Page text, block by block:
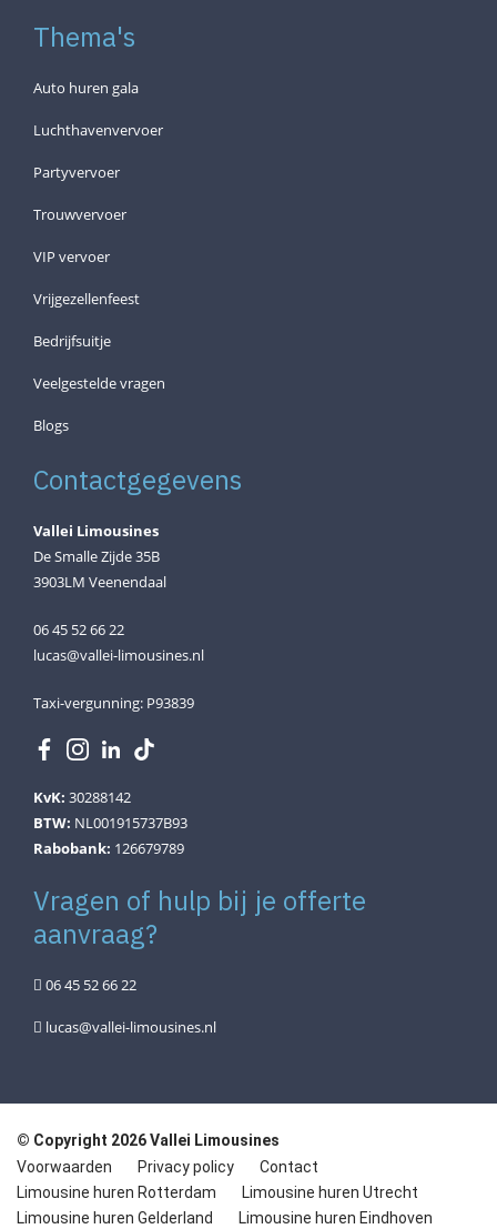
Thema's
Auto huren gala
Luchthavenvervoer
Partyvervoer
Trouwvervoer
VIP vervoer
Vrijgezellenfeest
Bedrijfsuitje
Veelgestelde vragen
Blogs
Contactgegevens
Vallei Limousines
De Smalle Zijde 35B
3903LM Veenendaal
06 45 52 66 22
lucas@vallei-limousines.nl
Taxi-vergunning: P93839
KvK: 30288142
BTW: NL001915737B93
Rabobank: 126679789
Vragen of hulp bij je offerte
aanvraag?
06 45 52 66 22
lucas@vallei-limousines.nl
© Copyright 2026 Vallei Limousines
Voorwaarden
Privacy policy
Contact
Limousine huren Rotterdam
Limousine huren Utrecht
Limousine huren Gelderland
Limousine huren Eindhoven